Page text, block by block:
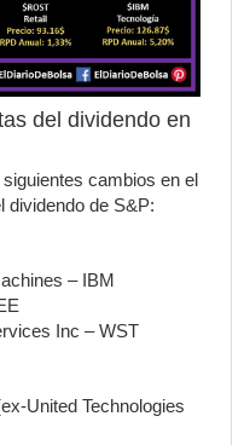
del dividendo en
cambios en el
dividendo de S&P:
– IBM
Inc – WST
United Technologies